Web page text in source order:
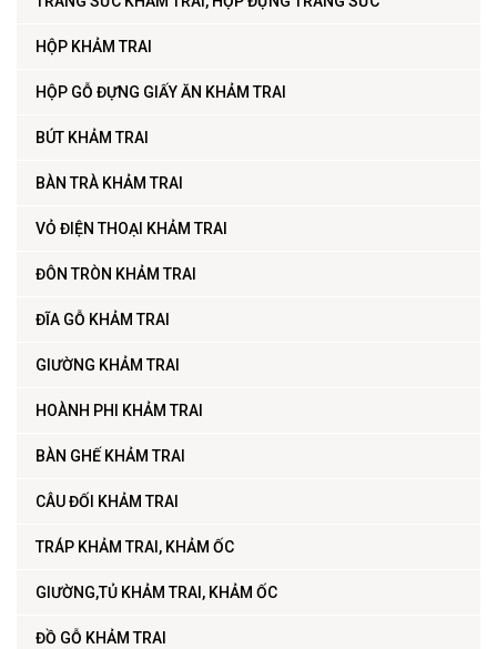
HỘP KHẢM TRAI
HỘP GỖ ĐỰNG GIẤY ĂN KHẢM TRAI
BÚT KHẢM TRAI
BÀN TRÀ KHẢM TRAI
VỎ ĐIỆN THOẠI KHẢM TRAI
ĐÔN TRÒN KHẢM TRAI
ĐĨA GỖ KHẢM TRAI
GIƯỜNG KHẢM TRAI
HOÀNH PHI KHẢM TRAI
BÀN GHẾ KHẢM TRAI
CÂU ĐỐI KHẢM TRAI
TRÁP KHẢM TRAI, KHẢM ỐC
GIƯỜNG,TỦ KHẢM TRAI, KHẢM ỐC
ĐỒ GỖ KHẢM TRAI